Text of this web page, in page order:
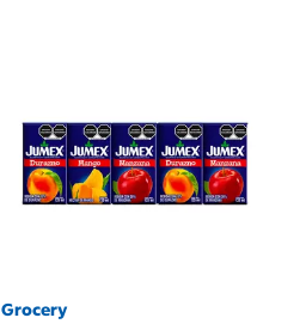
Grocery